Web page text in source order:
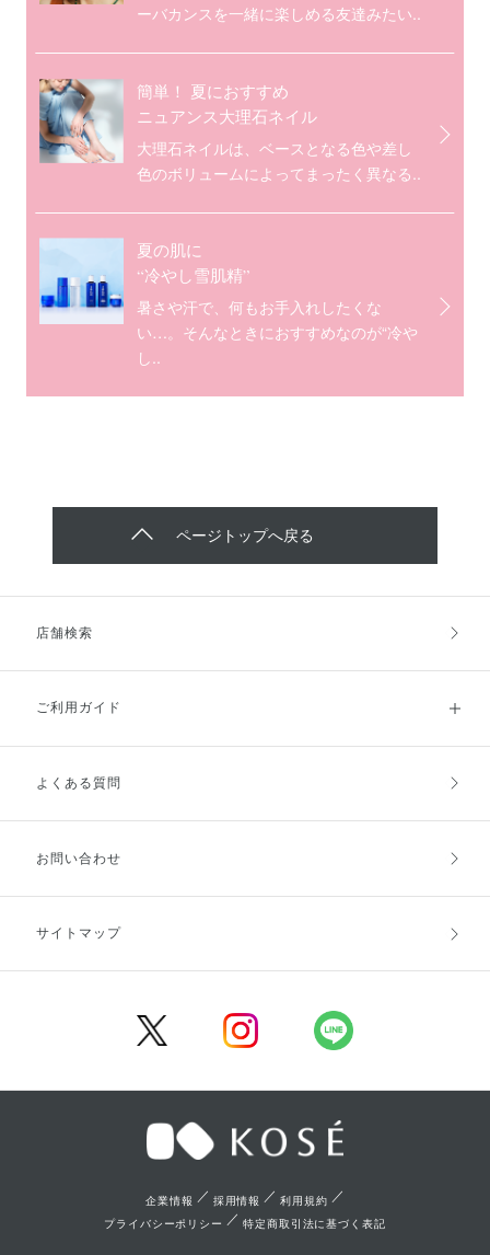
ーバカンスを一緒に楽しめる友達みたい..
簡単！ 夏におすすめ
ニュアンス大理石ネイル
大理石ネイルは、ベースとなる色や差し
色のボリュームによってまったく異なる..
夏の肌に
“冷やし雪肌精”
暑さや汗で、何もお手入れしたくな
い…。そんなときにおすすめなのが“冷や
し..
ページトップへ戻る
店舗検索
ご利用ガイド
ご利用ガイドトップ
お支払方法
キャンセル・返品・交換
よくある質問
お問い合わせ
サイトマップ
企業情報 ／ 採用情報 ／利用規約 ／
プライバシーポリシー ／特定商取引法に基づく表記